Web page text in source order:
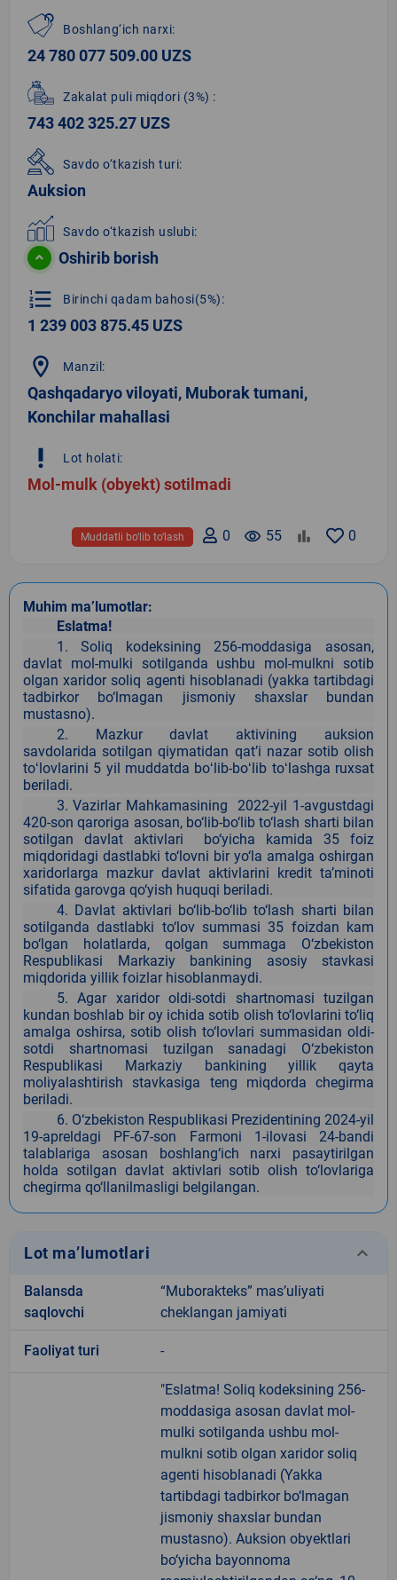
Boshlang‘ich narxi:
24 780 077 509.00 UZS
Zakalat puli miqdori (3%) :
743 402 325.27 UZS
Savdo o‘tkazish turi:
Auksion
Savdo o‘tkazish uslubi:
Oshirib borish
format_list_numbered Birinchi qadam bahosi(5%):
1 239 003 875.45 UZS
location_on Manzil:
Qashqadaryo viloyati, Muborak tumani,
Konchilar mahallasi
priority_high Lot holati:
Mol-mulk (obyekt) sotilmadi
0
remove_red_eye 55
0
Muddatli bo‘lib to‘lash
Muhim ma’lumotlar:
Eslatma!
1. Soliq kodeksining 256-moddasiga asosan,
davlat mol-mulki sotilganda ushbu mol-mulkni sotib
olgan xaridor soliq agenti hisoblanadi (yakka tartibdagi
tadbirkor bo‘lmagan jismoniy shaxslar bundan
mustasno).
2. Mazkur davlat aktivining auksion
savdolarida sotilgan qiymatidan qatʼi nazar sotib olish
toʻlovlarini 5 yil muddatda boʻlib-boʻlib toʻlashga ruxsat
beriladi.
3. Vazirlar Mahkamasining 2022-yil 1-avgustdagi
420-son qaroriga asosan, bo‘lib-bo‘lib to‘lash sharti bilan
sotilgan davlat aktivlari bo‘yicha kamida 35 foiz
miqdoridagi dastlabki to‘lovni bir yo‘la amalga oshirgan
xaridorlarga mazkur davlat aktivlarini kredit ta’minoti
sifatida garovga qo‘yish huquqi beriladi.
4. Davlat aktivlari bo‘lib-bo‘lib to‘lash sharti bilan
sotilganda dastlabki to‘lov summasi 35 foizdan kam
bo‘lgan holatlarda, qolgan summaga O‘zbekiston
Respublikasi Markaziy bankining asosiy stavkasi
miqdorida yillik foizlar hisoblanmaydi.
5. Agar xaridor oldi-sotdi shartnomasi tuzilgan
kundan boshlab bir oy ichida sotib olish to‘lovlarini to‘liq
amalga oshirsa, sotib olish to‘lovlari summasidan oldi-
sotdi shartnomasi tuzilgan sanadagi O‘zbekiston
Respublikasi Markaziy bankining yillik qayta
moliyalashtirish stavkasiga teng miqdorda chegirma
beriladi.
6. O‘zbekiston Respublikasi Prezidentining 2024-yil
19-apreldagi PF-67-son Farmoni 1-ilovasi 24-bandi
talablariga asosan boshlang‘ich narxi pasaytirilgan
holda sotilgan davlat aktivlari sotib olish to‘lovlariga
chegirma qo‘llanilmasligi belgilangan.
Lot ma’lumotlari keyboard_arrow_down
Balansda
saqlovchi
“Muborakteks” mas’uliyati
cheklangan jamiyati
Faoliyat turi -
"Eslatma! Soliq kodeksining 256-
moddasiga asosan davlat mol-
mulki sotilganda ushbu mol-
mulkni sotib olgan xaridor soliq
agenti hisoblanadi (Yakka
tartibdagi tadbirkor bo‘lmagan
jismoniy shaxslar bundan
mustasno). Auksion obyektlari
bo‘yicha bayonnoma